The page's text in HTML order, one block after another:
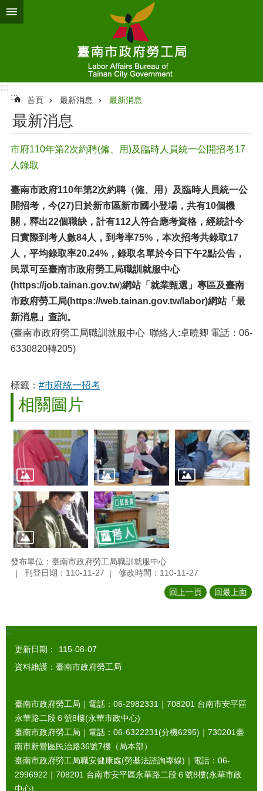
跳到主要內容區塊
:::
:::
首頁 最新消息 最新消息
最新消息
市府110年第2次約聘(僱、用)及臨時人員統一公開招考17
人錄取
臺南市政府110年第2次約聘（僱、用）及臨時人員統一公
開招考，今(27) 日於新市區新市國小登場，共有10個機
關，釋出22個職缺，計有112人符合應考資格，經統計今
日實際到考人數84人，到考率75% ，本次招考共錄取17
人，平均錄取率20.24% ，錄取名單於今日下午2點公告，
民眾可至臺南市政府勞工局職訓就服中心
(https://job.tainan.gov.tw)網站「就業甄選」專區及臺南
市政府勞工局(https://web.tainan.gov.tw/labor)網站「最
新消息」查詢。
(臺南市政府勞工局職訓就服中心 聯絡人:卓曉卿 電話：06-
6330820轉205)
標籤： #市府統一招考
相關圖片
發布單位：臺南市政府勞工局職訓就服中心
刊登日期：110-11-27
修改時間：110-11-27
回上一頁 回最上面
:::
更新日期：
115-08-07
資料維護：臺南市政府勞工局
臺南市政府勞工局｜電話：06-2982331｜ 708201 台南市安平區
永華路二段６號8樓(永華市政中心)
臺南市政府勞工局｜電話：06-6322231(分機6295)｜ 730201臺
南市新營區民治路36號7樓（局本部）
臺南市政府勞工局職安健康處(勞基法諮詢專線)｜電話：06-
2996922｜ 708201 台南市安平區永華路二段６號8樓(永華市政
中心)